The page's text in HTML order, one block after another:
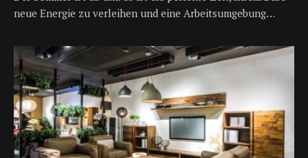
neue Energie zu verleihen und eine Arbeitsumgebung…